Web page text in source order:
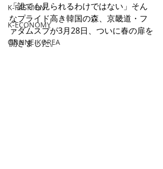
K-FASHION
K-ECONOMY
ONLINE-KOREA
「誰でも見られるわけではない」そん
なプライド高き韓国の森、京畿道・フ
ァダムスプが3月28日、ついに春の扉を
開きました。